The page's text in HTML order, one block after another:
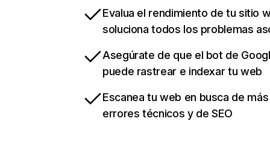
Evalua el rendimiento de tu sitio
soluciona todos los problemas
Asegúrate de que el bot de
puede rastrear e indexar tu web
Escanea tu web en busca de
errores técnicos y de SEO